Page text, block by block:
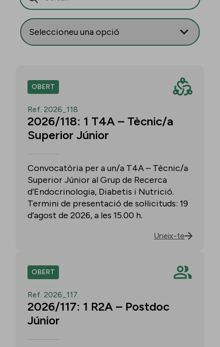
OBERT
Ref. 2026_118
2026/118: 1 T4A – Tècnic/a
Superior Júnior
Convocatòria per a un/a T4A – Tècnic/a
Superior Júnior al Grup de Recerca
d’Endocrinologia, Diabetis i Nutrició.
Termini de presentació de sol·licituds: 19
d’agost de 2026, a les 15.00 h.
Uneix-te
OBERT
Ref. 2026_117
2026/117: 1 R2A – Postdoc
Júnior